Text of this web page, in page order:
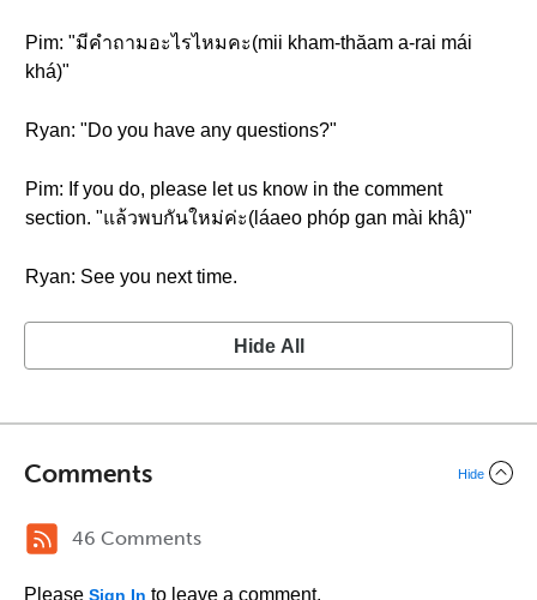
Pim: "มีคำถามอะไรไหมคะ(mii kham-thăam a-rai mái
khá)"
Ryan: "Do you have any questions?"
Pim: If you do, please let us know in the comment
section. "แล้วพบกันใหม่ค่ะ(láaeo phóp gan mài khâ)"
Ryan: See you next time.
Hide All
Comments Hide
46 Comments
Please Sign In to leave a comment.